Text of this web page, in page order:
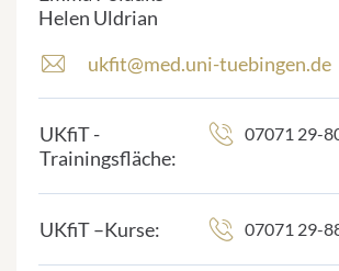
Helen Uldrian
E
a
i
A
ukfit@med.uni-tuebingen.de
UKfiT -
Trainingsfläche:
07071 29-
UKfiT –Kurse: 07071 29-